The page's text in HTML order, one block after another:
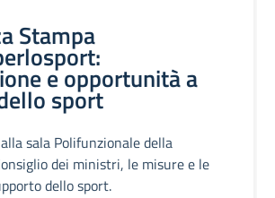
Stampa
e opportunità a
sport
sala Polifunzionale della
dei ministri, le misure e le
dello sport.